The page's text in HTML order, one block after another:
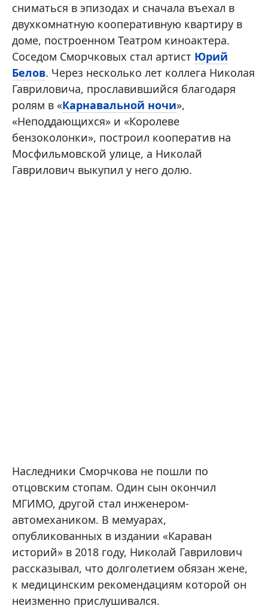
сниматься в эпизодах и сначала въехал в
двухкомнатную кооперативную квартиру в
доме, построенном Театром киноактера.
Соседом Сморчковых стал артист Юрий
Белов. Через несколько лет коллега Николая
Гавриловича, прославившийся благодаря
ролям в «Карнавальной ночи»,
«Неподдающихся» и «Королеве
бензоколонки», построил кооператив на
Мосфильмовской улице, а Николай
Гаврилович выкупил у него долю.
Наследники Сморчкова не пошли по
отцовским стопам. Один сын окончил
МГИМО, другой стал инженером-
автомехаником. В мемуарах,
опубликованных в издании «Караван
историй» в 2018 году, Николай Гаврилович
рассказывал, что долголетием обязан жене,
к медицинским рекомендациям которой он
неизменно прислушивался.